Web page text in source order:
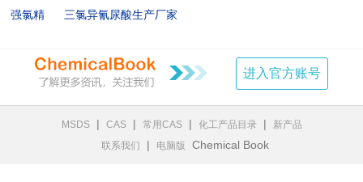
强氯精
三氯异氰尿酸生产厂家
进入官方账号
MSDS | CAS | 常用CAS | 化工产品目录 |
新产品
联系我们
| 电脑版 Chemical Book